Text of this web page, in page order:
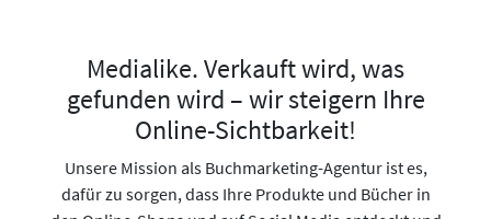
Medialike. Verkauft wird, was
gefunden wird – wir steigern Ihre
Online-Sichtbarkeit!
Unsere Mission als Buchmarketing-Agentur ist es,
dafür zu sorgen, dass Ihre Produkte und Bücher in